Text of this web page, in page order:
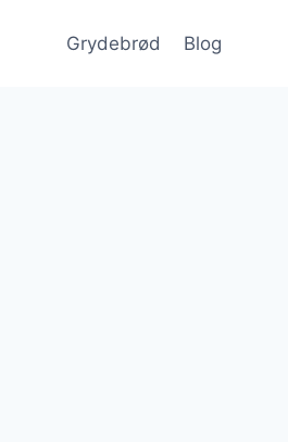
Grydebrød Blog